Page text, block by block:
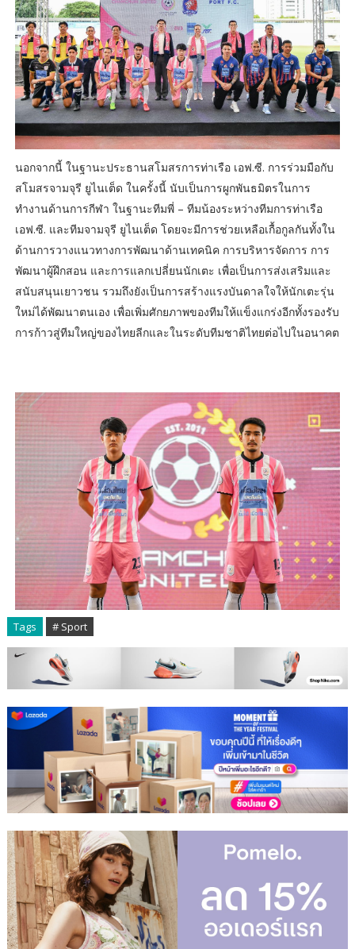
นอกจากนี้ ในฐานะประธานสโมสรการท่าเรือ เอฟ.ซี. การร่วมมือกับ
สโมสรจามจุรี ยูไนเต็ด ในครั้งนี้ นับเป็นการผูกพันธมิตรในการ
ทำงานด้านการกีฬา ในฐานะทีมพี่ – ทีมน้องระหว่างทีมการท่าเรือ
เอฟ.ซี. และทีมจามจุรี ยูไนเต็ด โดยจะมีการช่วยเหลือเกื้อกูลกันทั้งใน
ด้านการวางแนวทางการพัฒนาด้านเทคนิค การบริหารจัดการ การ
พัฒนาผู้ฝึกสอน และการแลกเปลี่ยนนักเตะ เพื่อเป็นการส่งเสริมและ
สนับสนุนเยาวชน รวมถึงยังเป็นการสร้างแรงบันดาลใจให้นักเตะรุ่น
ใหม่ได้พัฒนาตนเอง เพื่อเพิ่มศักยภาพของทีมให้แข็งแกร่งอีกทั้งรองรับ
การก้าวสู่ทีมใหญ่ของไทยลีกและในระดับทีมชาติไทยต่อไปในอนาคต
Tags # Sport